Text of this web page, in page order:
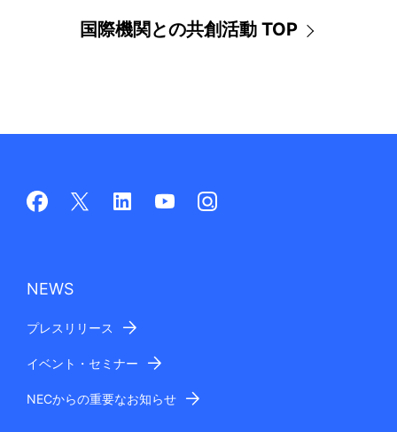
国際機関との共創活動 TOP
NEWS
プレスリリース
イベント・セミナー
NECからの重要なお知らせ